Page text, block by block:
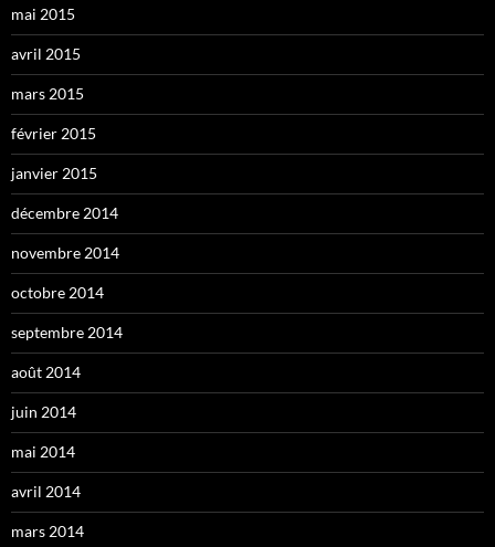
mai 2015
avril 2015
mars 2015
février 2015
janvier 2015
décembre 2014
novembre 2014
octobre 2014
septembre 2014
août 2014
juin 2014
mai 2014
avril 2014
mars 2014